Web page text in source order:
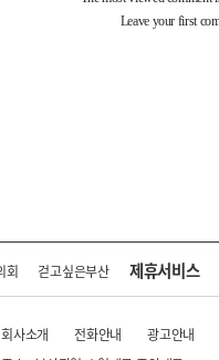
회 걷고싶은부산 제휴서비스
회사소개 전화안내 광고안내